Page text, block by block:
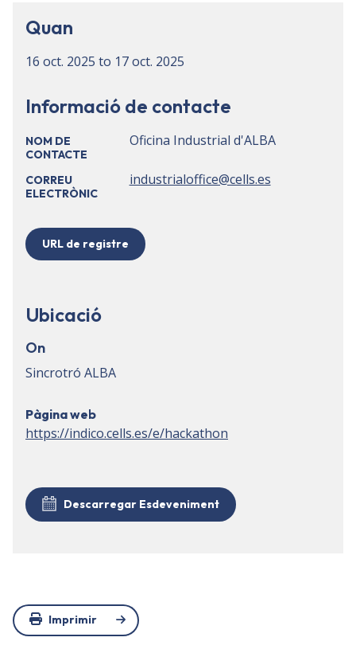
Quan
16 oct. 2025 to 17 oct. 2025
Informació de contacte
NOM DE
CONTACTE
Oficina Industrial d'ALBA
CORREU
ELECTRÒNIC
industrialoffice@cells.es
URL de registre
Ubicació
On
Sincrotró ALBA
Pàgina web
https://indico.cells.es/e/hackathon
Descarregar Esdeveniment
Imprimir